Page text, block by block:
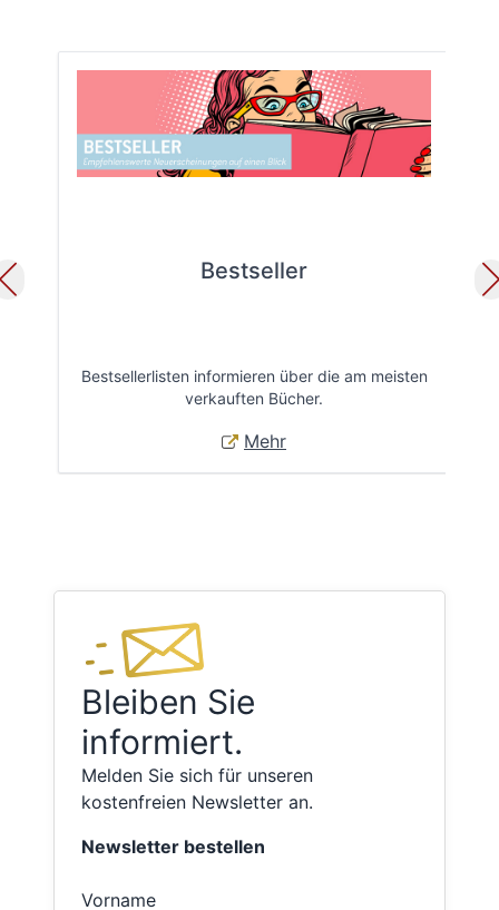
Bestseller
Bestsellerlisten informieren über die am meisten
verkauften Bücher.
Mehr
Bleiben Sie
informiert.
Melden Sie sich für unseren
kostenfreien Newsletter an.